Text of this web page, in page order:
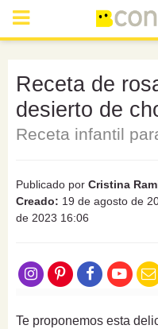
Receta de
desierto de
Receta infantil
Publicado por Cristina
Creado: 19 de agosto de
de 2023 16:06
Te proponemos esta